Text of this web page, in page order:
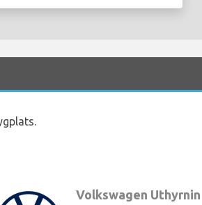
Volkswagen Uthyrning